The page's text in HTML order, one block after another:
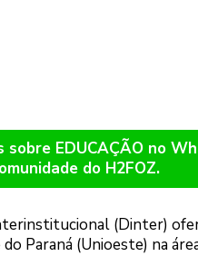
EDUCAÇÃO no
do H2FOZ.
(Dinter)
Paraná (Unioeste) na